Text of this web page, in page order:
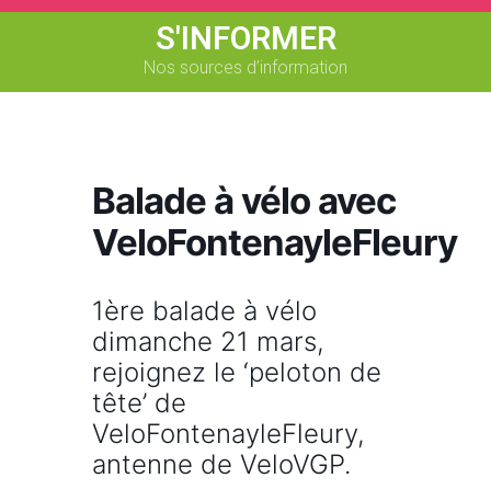
S'INFORMER
Nos sources d’information
Balade à vélo avec
VeloFontenayleFleury
1ère balade à vélo
dimanche 21 mars,
rejoignez le ‘peloton de
tête’ de
VeloFontenayleFleury,
antenne de VeloVGP.